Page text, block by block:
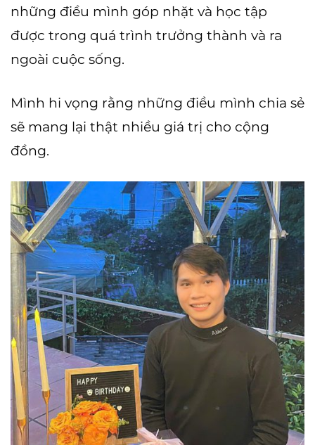
những điều mình góp nhặt và học tập
được trong quá trình trưởng thành và ra
ngoài cuộc sống.
Mình hi vọng rằng những điều mình chia sẻ
sẽ mang lại thật nhiều giá trị cho cộng
đồng.